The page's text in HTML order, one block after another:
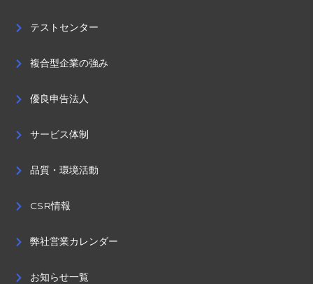
テストセンター
複合型企業の強み
優良申告法人
サービス体制
品質・環境活動
CSR情報
弊社営業カレンダー
お知らせ一覧